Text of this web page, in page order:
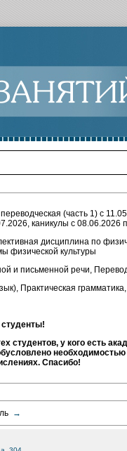
(часть 1) с
каникулы с 08.06.2026
дисциплина по
физической культуры
и письменной речи,
Практическая
студентов, у кого есть
Спасибо!
→